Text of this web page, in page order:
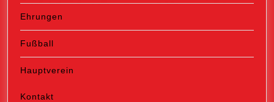
Ehrungen
Fußball
Hauptverein
Kontakt